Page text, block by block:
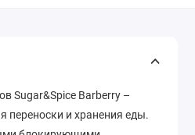
Sugar&Spice Barberry –
переноски и хранения еды.